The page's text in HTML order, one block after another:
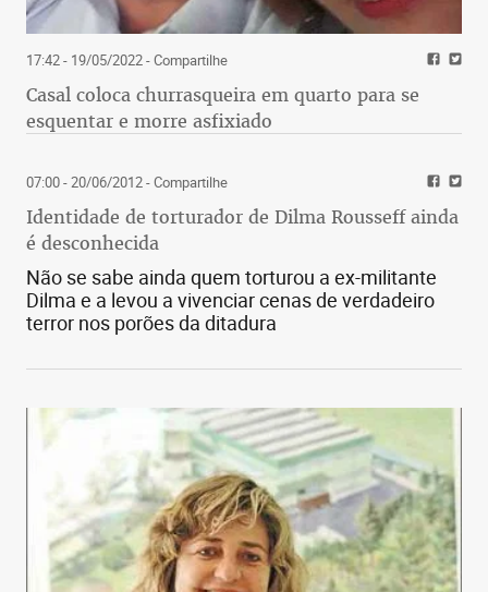
17:42 - 19/05/2022- Compartilhe
Casal coloca churrasqueira em quarto para se
esquentar e morre asfixiado
07:00 - 20/06/2012- Compartilhe
Identidade de torturador de Dilma Rousseff ainda
é desconhecida
Não se sabe ainda quem torturou a ex-militante
Dilma e a levou a vivenciar cenas de verdadeiro
terror nos porões da ditadura